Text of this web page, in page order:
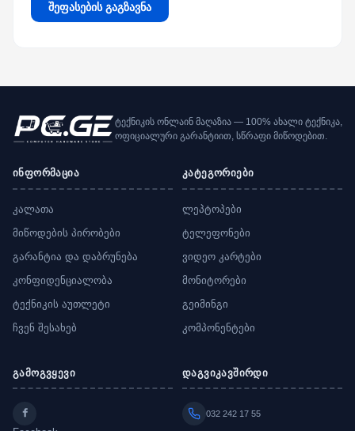
შეფასების გაგზავნა
ტექნიკის ონლაინ მაღაზია — 100% ახალი ტექნიკა,
ოფიციალური გარანტიით, სწრაფი მიწოდებით.
ინფორმაცია
კალათა
მიწოდების პირობები
გარანტია და დაბრუნება
კონფიდენციალობა
ტექნიკის აუთლეტი
ჩვენ შესახებ
კატეგორიები
ლეპტოპები
ტელეფონები
ვიდეო კარტები
მონიტორები
გეიმინგი
კომპონენტები
გამოგვყევი დაგვიკავშირდი
032 242 17 55